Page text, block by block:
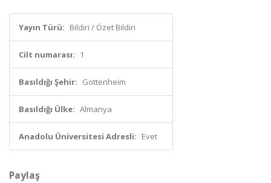
Yayın Türü: Bildiri / Özet Bildiri
Cilt numarası: 1
Basıldığı Şehir: Gottenheim
Basıldığı Ülke: Almanya
Anadolu Üniversitesi Adresli: Evet
Paylaş